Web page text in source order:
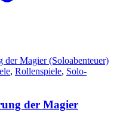
, Rollenspiele, Solo-
der Magier